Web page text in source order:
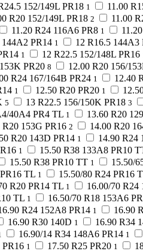
152/149L PR18 1 11.00
R20 152/149L PR18 2 11.00
11.20 R24 116A6 PR8 1
144A2 PR14 1 12 R16.5 144A3
1 12 R22.5 152/148L PR16
PR20 8 12.00 R20 156/
R24 167/164B PR24 1 12.40
1 12.50 R20 PR20 1
5 13 R22.5 156/150K PR18 3
40A4 PR4 TL 1 13.60 R20
R20 153G PR16 2 14.00 R20
R20 143D PR14 1 14.90 R24
1 15.50 R38 133A8 PR10
15.50 R38 PR10 TT 1 15.50/
TL 1 15.50/80 R24 PR16
R20 PR14 TL 1 16.00/70 R24
TL 1 16.50/70 R18 153A6
R24 152A8 PR14 1 16.90
16.90 R30 140D 1 16.90 R34
16.90/14 R34 148A6 PR14 1
PR16 1 17.50 R25 PR20 1